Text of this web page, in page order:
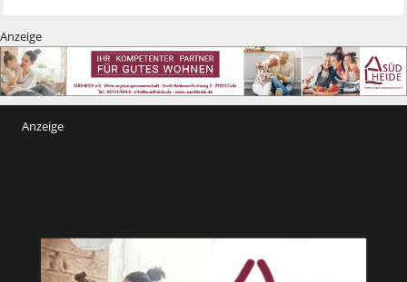
Anzeige
Anzeige